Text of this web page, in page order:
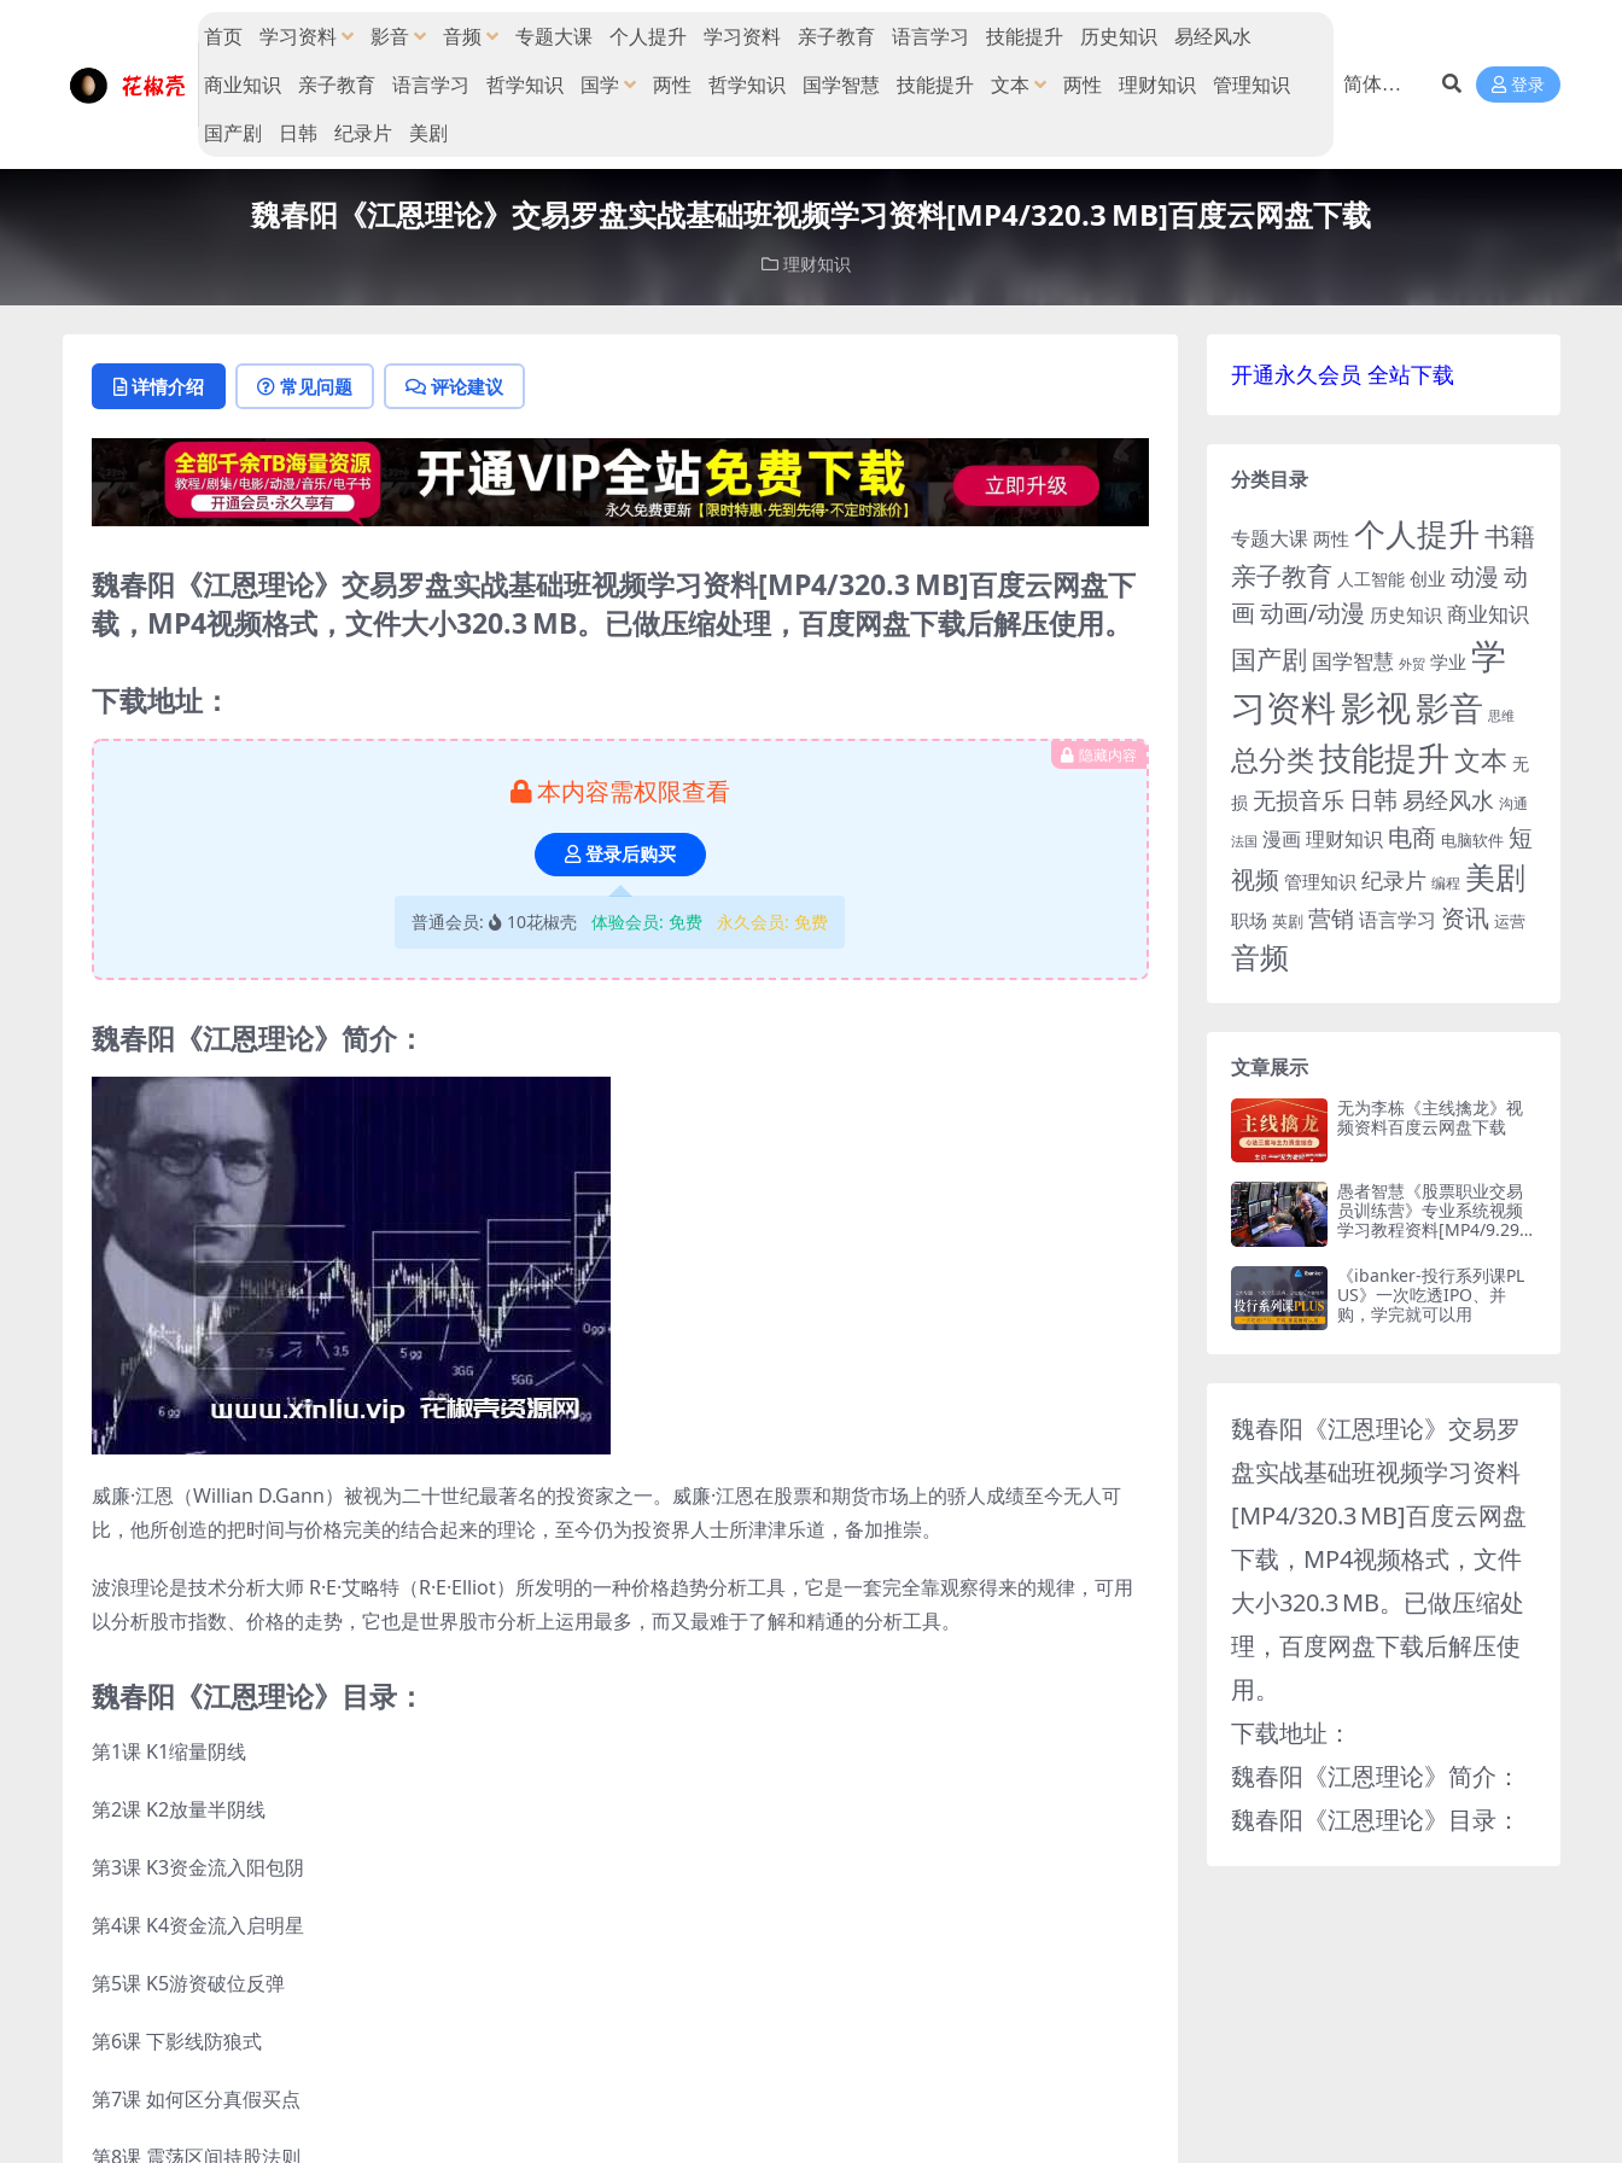
首页 学习资料 影音 音频 专题大课 个人提升 学习资料 亲子教育 语言学习 技能提升 历史知识
易经风水
商业知识
亲子教育 语言学习 哲学知识 国学 两性 哲学知识 国学智慧 技能提升 文本 两性 理财知识
管理知识
国产剧
日韩 纪录片 美剧
登录
魏春阳《江恩理论》交易罗盘实战基础班视频学习资料[MP4/320.3 MB]百度云网盘下载
理财知识
详情介绍 常见问题 评论建议
魏春阳《江恩理论》交易罗盘实战基础班视频学习资料[MP4/320.3 MB]百度云网盘下
载，MP4视频格式，文件大小320.3 MB。已做压缩处理，百度网盘下载后解压使用。
下载地址：
隐藏内容
本内容需权限查看
登录后购买
普通会员: 10花椒壳 体验会员:免费 永久会员:免费
魏春阳《江恩理论》简介：
威廉·江恩（Willian D.Gann）被视为二十世纪最著名的投资家之一。威廉·江恩在股票和期货市场上的骄人成绩至今无人可
比，他所创造的把时间与价格完美的结合起来的理论，至今仍为投资界人士所津津乐道，备加推崇。
波浪理论是技术分析大师 R·E·艾略特（R·E·Elliot）所发明的一种价格趋势分析工具，它是一套完全靠观察得来的规律，可用
以分析股市指数、价格的走势，它也是世界股市分析上运用最多，而又最难于了解和精通的分析工具。
魏春阳《江恩理论》目录：
第1课 K1缩量阴线
第2课 K2放量半阴线
第3课 K3资金流入阳包阴
第4课 K4资金流入启明星
第5课 K5游资破位反弹
第6课 下影线防狼式
第7课 如何区分真假买点
第8课 震荡区间持股法则
开通永久会员 全站下载
分类目录
专题大课 两性 个人提升书籍
亲子教育 人工智能 创业 动漫 动
画动画/动漫 历史知识 商业知识
国产剧 国学智慧 外贸 学业 学
习资料影视影音 思维
总分类技能提升文本 无
损 无损音乐 日韩 易经风水 沟通
法国 漫画理财知识 电商 电脑软件 短
视频 管理知识 纪录片 编程 美剧
职场 英剧 营销 语言学习 资讯 运营
音频
文章展示
无为李栋《主线擒龙》视
频资料百度云网盘下载
愚者智慧《股票职业交易
员训练营》专业系统视频
学习教程资料[MP4/9.29G
《ibanker-投行系列课PL
US》一次吃透IPO、并
购，学完就可以用
魏春阳《江恩理论》交易罗
盘实战基础班视频学习资料
[MP4/320.3 MB]百度云网盘
下载，MP4视频格式，文件
大小320.3 MB。已做压缩处
理，百度网盘下载后解压使
用。
下载地址：
魏春阳《江恩理论》简介：
魏春阳《江恩理论》目录：